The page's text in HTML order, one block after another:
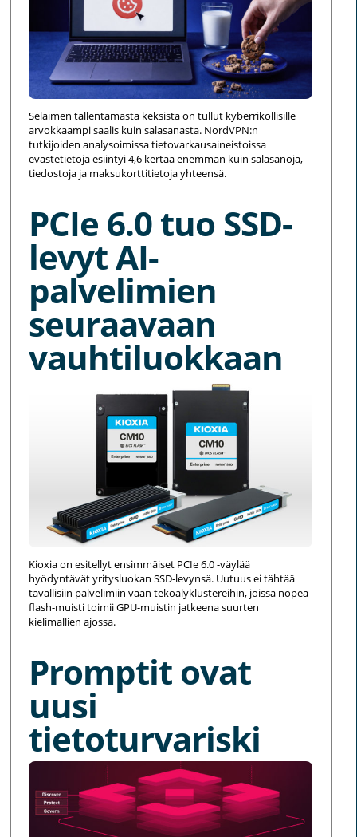
Selaimen tallentamasta keksistä on tullut kyberrikollisille
arvokkaampi saalis kuin salasanasta. NordVPN:n
tutkijoiden analysoimissa tietovarkausaineistoissa
evästetietoja esiintyi 4,6 kertaa enemmän kuin salasanoja,
tiedostoja ja maksukorttitietoja yhteensä.
PCIe 6.0 tuo SSD-
levyt AI-
palvelimien
seuraavaan
vauhtiluokkaan
Kioxia on esitellyt ensimmäiset PCIe 6.0 -väylää
hyödyntävät yritysluokan SSD-levynsä. Uutuus ei tähtää
tavallisiin palvelimiin vaan tekoälyklustereihin, joissa nopea
flash-muisti toimii GPU-muistin jatkeena suurten
kielimallien ajossa.
Promptit ovat
uusi
tietoturvariski